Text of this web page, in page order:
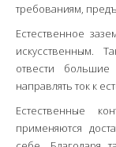
требованиям,
Естественное
искусственным.
отвести большие
направлять ток к
Естественные
применяются